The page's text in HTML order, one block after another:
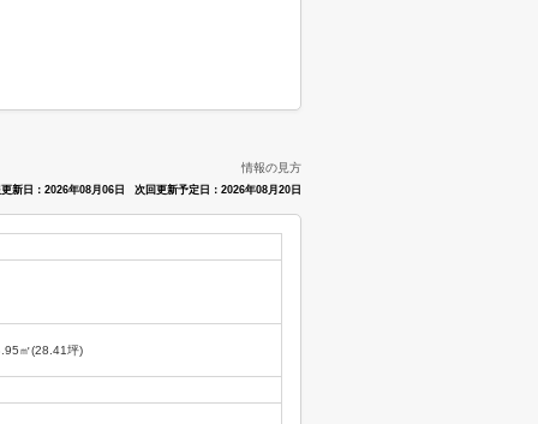
情報の見方
新日：2026年08月06日 次回更新予定日：2026年08月20日
㎡(28.41坪)